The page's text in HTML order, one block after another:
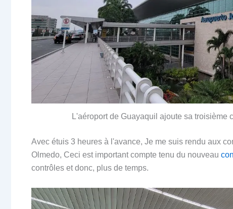
L'aéroport de Guayaquil ajoute sa troisième
Avec étuis 3 heures à l'avance, Je me suis rendu aux
Olmedo, Ceci est important compte tenu du nouveau
contrôles et donc, plus de temps.